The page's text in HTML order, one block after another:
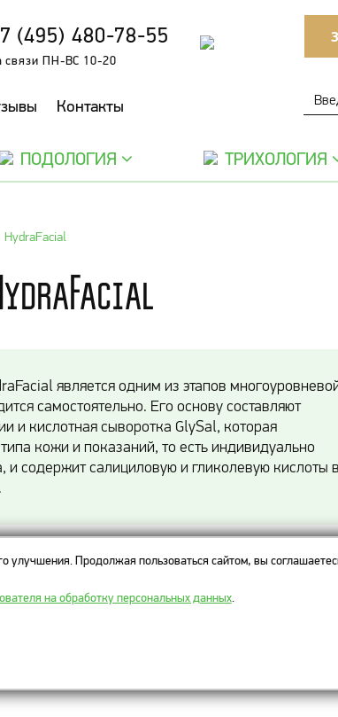
(495) 480-78-55
связи ПН-ВС 10-20
Контакты
ПОДОЛОГИЯ ТРИХОЛОГИЯ
HydraFacial
является одним из этапов
самостоятельно. Его основу составляют
и кислотная сыворотка GlySal, которая
кожи и показаний, то есть индивидуально
и содержит салициловую и гликолевую кислоты
улучшения. Продолжая пользоваться сайтом, вы
на обработку персональных данных.